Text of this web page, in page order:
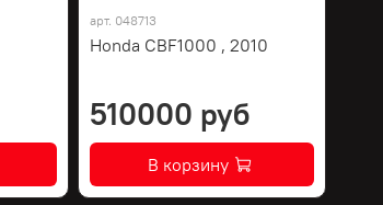
арт. 048713
Honda CBF1000 , 2010
510000 руб
В корзину